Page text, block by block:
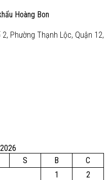
Hoàng Bon
Phường Thạnh Lộc, Quận 12,
S B
C
1
2